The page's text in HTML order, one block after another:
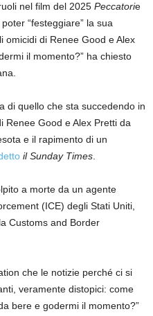
nel film del 2025 Peccatorie
“festeggiare” la sua
omicidi di Renee Good e Alex
il momento?” ha chiesto
di quello che sta succedendo in
Renee Good e Alex Pretti da
e il rapimento di un
il Sunday Times
a morte da un agente
(ICE) degli Stati Uniti,
Customs and Border
che le notizie perché ci si
veramente distopici: come
bere e godermi il momento?”